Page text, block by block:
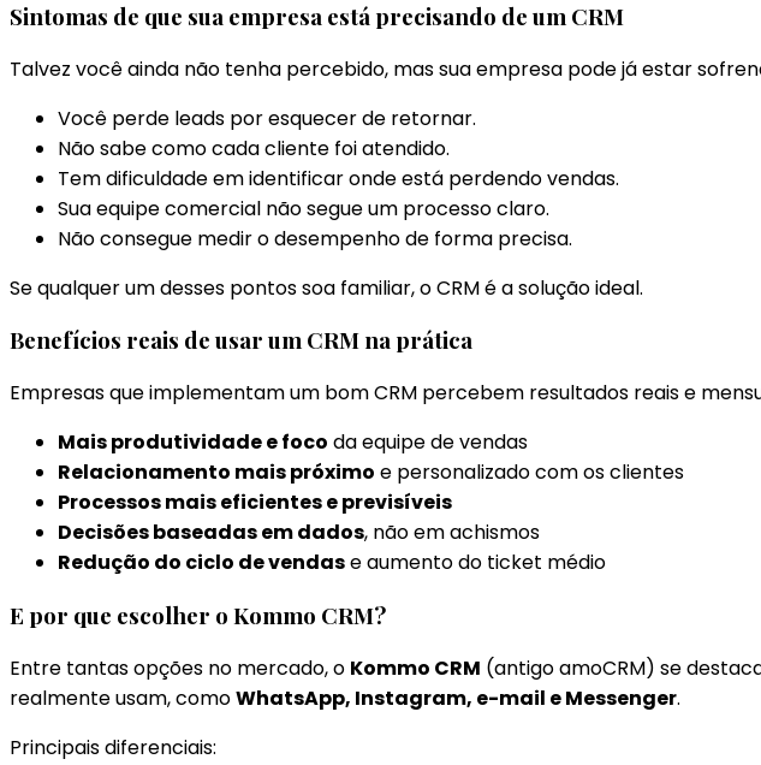
Sintomas de que sua empresa está precisando de um CRM
Talvez você ainda não tenha percebido, mas sua empresa pode já estar
Você perde leads por esquecer de retornar.
Não sabe como cada cliente foi atendido.
Tem dificuldade em identificar onde está perdendo vendas.
Sua equipe comercial não segue um processo claro.
Não consegue medir o desempenho de forma precisa.
Se qualquer um desses pontos soa familiar, o CRM é a solução ideal.
Benefícios reais de usar um CRM na prática
Empresas que implementam um bom CRM percebem resultados reais e
Mais produtividade e foco da equipe de vendas
Relacionamento mais próximo e personalizado com os clientes
Processos mais eficientes e previsíveis
Decisões baseadas em dados, não em achismos
Redução do ciclo de vendase aumento do ticket médio
E por que escolher o Kommo CRM?
Entre tantas opções no mercado, o Kommo CRM (antigo amoCRM) se
realmente usam, comoWhatsApp, Instagram, e-mail e Messenger.
Principais diferenciais: